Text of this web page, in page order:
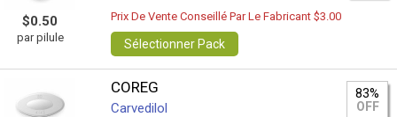
$0.50
par pilule
Prix De Vente Conseillé Par Le Fabricant $3.00
Sélectionner Pack
COREG
Carvedilol
83%
OFF